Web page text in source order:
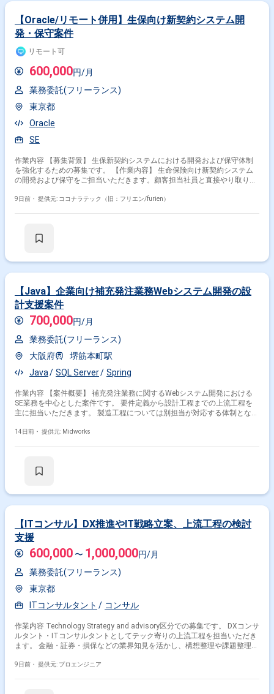
【Oracle/リモート併用】生保向け新契約システム開
発・保守案件
リモート可
600,000円/月
業務委託(フリーランス)
東京都
Oracle
SE
作業内容 【募集背景】 生保新契約システムにおける開発および保守体制
を強化するための募集です。 【作業内容】 生命保険向け新契約システム
の開発および保守をご担当いただきます。顧客担当社員と直接やり取りを
ていただきます。案件リーダーとして要件作成や取り纏め、チーム内の担
ながら周囲と協調してプロジェクトを推進できる方が望ましいです。 【ポ
Studio 2017、Windows Server 2019、IIS、JP1 等を利用したシステム環
境での開発および保守となります。
9日前・ 提供元: ココナラテック（旧：フリエン/furien）
【Java】企業向け補充発注業務Webシステム開発の設
計支援案件
700,000円/月
業務委託(フリーランス)
大阪府
堺筋本町駅
Java
SQL Server Spring
作業内容 【案件概要】 補充発注業務に関するWebシステム開発における
SE業務を中心とした案件です。 要件定義から設計工程までの上流工程を
主に担当いただきます。 製造工程については別担当が対応する体制となっ
システム全体の品質を担保する上流工程支援が中心となる案件です。 【作
14日前・ 提供元: Midworks
【ITコンサル】DX推進やIT戦略立案、上流工程の検討
支援
600,000 〜 1,000,000円/月
業務委託(フリーランス)
東京都
ITコンサルタント
コンサル
作業内容 Technology Strategy and advisory区分での募集です。 DXコンサ
ルタント・ITコンサルタントとしてテック寄りの上流工程を担当いただき
ます。 金融・証券・損保などの業界知見を活かし、構想整理や課題整理、
理を主体的に進められる方を求めています。
9日前・ 提供元: プロエンジニア